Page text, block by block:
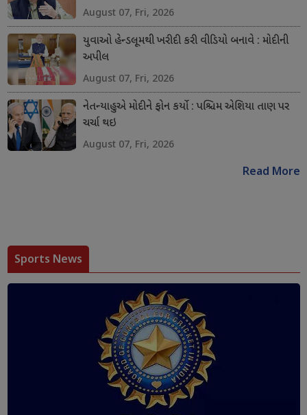
August 07, Fri, 2026
યુવાઓ હેન્ડલૂમથી ખરીદી કરી વીડિયો બનાવે : મોદીની
અપીલ
August 07, Fri, 2026
નેતન્યાહુએ મોદીને ફોન કર્યો : પશ્ચિમ એશિયા તાણ પર
ચર્ચા થઇ
August 07, Fri, 2026
Read More
Sports News